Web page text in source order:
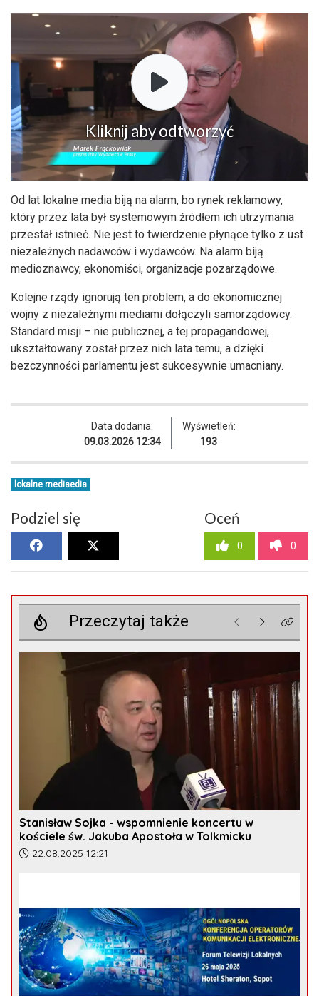
Kliknij aby odtworzyć
Od lat lokalne media biją na alarm, bo rynek reklamowy,
który przez lata był systemowym źródłem ich utrzymania
przestał istnieć. Nie jest to twierdzenie płynące tylko z ust
niezależnych nadawców i wydawców. Na alarm biją
medioznawcy, ekonomiści, organizacje pozarządowe.
Kolejne rządy ignorują ten problem, a do ekonomicznej
wojny z niezależnymi mediami dołączyli samorządowcy.
Standard misji – nie publicznej, a tej propagandowej,
ukształtowany został przez nich lata temu, a dzięki
bezczynności parlamentu jest sukcesywnie umacniany.
Data dodania:
09.03.2026 12:34
Wyświetleń:
193
lokalne mediaedia
Podziel się Oceń
0 0
Przeczytaj także Poprzednie
NastępneKliknij
Stanisław Sojka - wspomnienie koncertu w
kościele św. Jakuba Apostoła w Tolkmicku
Data dodania artykułu:
22.08.2025 12:21